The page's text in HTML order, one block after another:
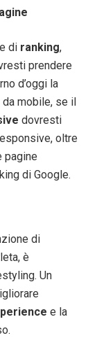
di ranking,
prendere
d’oggi la
mobile, se il
dovresti
oltre
pagine
di Google.
di
è
Un
e la